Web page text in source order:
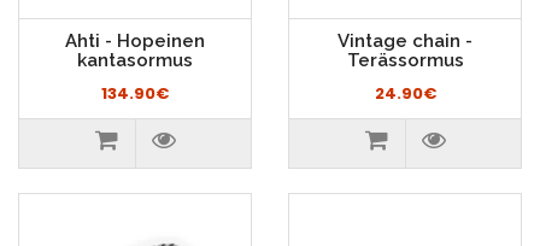
Ahti - Hopeinen
kantasormus
134.90€
Vintage chain -
Terässormus
24.90€